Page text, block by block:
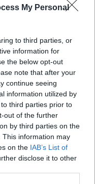
My Personal
to third parties, or
information for
the below opt-out
note that after your
continue seeing
information utilized by
third parties prior to
out of the further
by third parties on the
This information may
on the IAB’s List of
disclose it to other